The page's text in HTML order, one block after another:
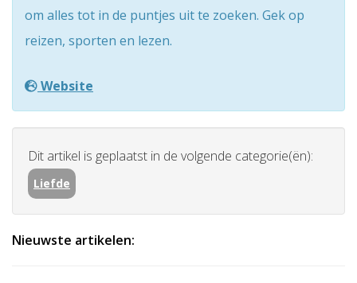
om alles tot in de puntjes uit te zoeken. Gek op
reizen, sporten en lezen.
Website
Dit artikel is geplaatst in de volgende categorie(ën):
Liefde
Nieuwste artikelen: